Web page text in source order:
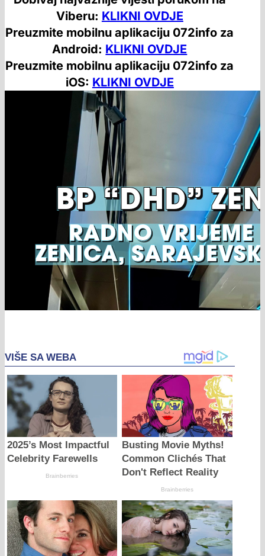
Viberu: KLIKNI OVDJE
Preuzmite mobilnu aplikaciju 072info za
Android: KLIKNI OVDJE
Preuzmite mobilnu aplikaciju 072info za
iOS: KLIKNI OVDJE